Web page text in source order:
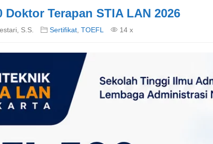
Doktor Terapan STIA LAN 2026
S.S. Sertifikat, TOEFL 14 x